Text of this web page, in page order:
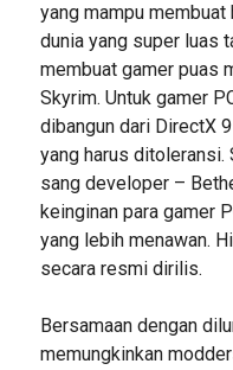
yang mampu
dunia yang super luas
membuat gamer puas
Skyrim. Untuk gamer
dibangun dari DirectX
yang harus ditoleransi.
sang developer –
keinginan para gamer
yang lebih menawan.
secara resmi dirilis.
Bersamaan dengan
memungkinkan